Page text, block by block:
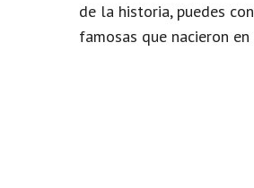
de la historia, puedes
famosas que nacieron